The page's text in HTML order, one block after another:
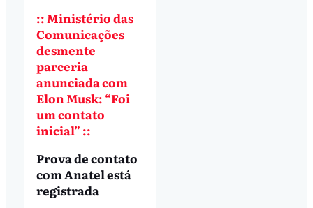
:: Ministério das
Comunicações
desmente
parceria
anunciada com
Elon Musk: “Foi
um contato
inicial” ::
Prova de contato
com Anatel está
registrada